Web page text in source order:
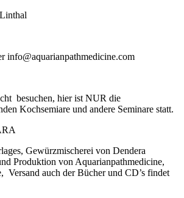
info@aquarianpathmedicine.com
besuchen, hier ist NUR die
Kochsemiare und andere Seminare statt.
Gewürzmischerei von Dendera
Produktion von Aquarianpathmedicine,
Versand auch der Bücher und CD’s findet